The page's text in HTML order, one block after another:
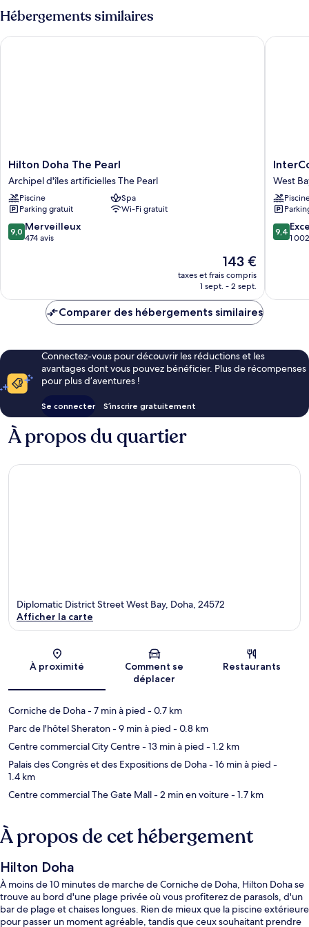
lits
type
de
Suite
Hébergements similaires
Hilton
Doha
The
Pearl
Archipel
d'îles
artificielles
Hilton Doha The Pearl
Archipel d'îles artificielles The Pearl
Piscine
Spa
Parking gratuit
Wi-Fi gratuit
9.0
sur
9,0 Merveilleux
474 avis
Le
nouveau
prix
de
143 €
taxes et frais compris
1 sept. - 2 sept.
Hilton Doha The Pearl
Doha
Beach
&
Spa
by
IHG
West
9.4
sur
9,4
1
Comparer des hébergements similaires
Connectez-vous pour découvrir les réductions et les
avantages dont vous pouvez bénéficier. Plus de récompenses
pour plus d’aventures !
Se connecter S’inscrire gratuitement
À propos du quartier
Carte
Diplomatic District Street West Bay, Doha, 24572
Afficher la carte
À proximité
Comment se
déplacer
Restaurants
Corniche de Doha- 7 min à pied - 0.7 km
Parc de l'hôtel Sheraton- 9 min à pied - 0.8 km
Centre commercial City Centre- 13 min à pied - 1.2 km
Palais des Congrès et des Expositions de Doha- 16 min à pied -
1.4 km
Centre commercial The Gate Mall- 2 min en voiture- 1.7 km
À propos de cet hébergement
Hilton Doha
À moins de 10 minutes de marche de Corniche de Doha, Hilton Doha se
trouve au bord d'une plage privée où vous profiterez de parasols, d'un
bar de plage et chaises longues. Rien de mieux que la piscine extérieure
pour passer un moment agréable, tandis que ceux souhaitant prendre